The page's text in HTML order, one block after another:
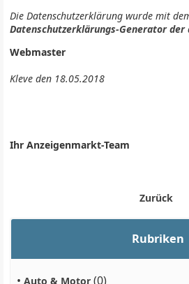
Die Datenschutzerklärung wurde mit
Datenschutzerklärungs-Generator
Webmaster
Kleve den 18.05.2018
Ihr Anzeigenmarkt-Team
Zurück
Rubriken
• Auto & Motor(0)